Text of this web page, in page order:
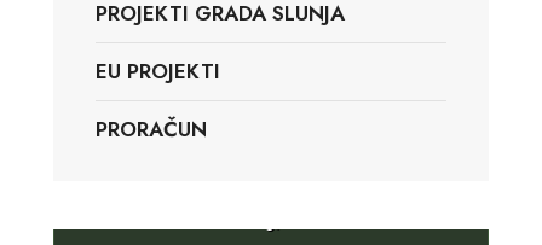
PROJEKTI GRADA SLUNJA
EU PROJEKTI
PRORAČUN